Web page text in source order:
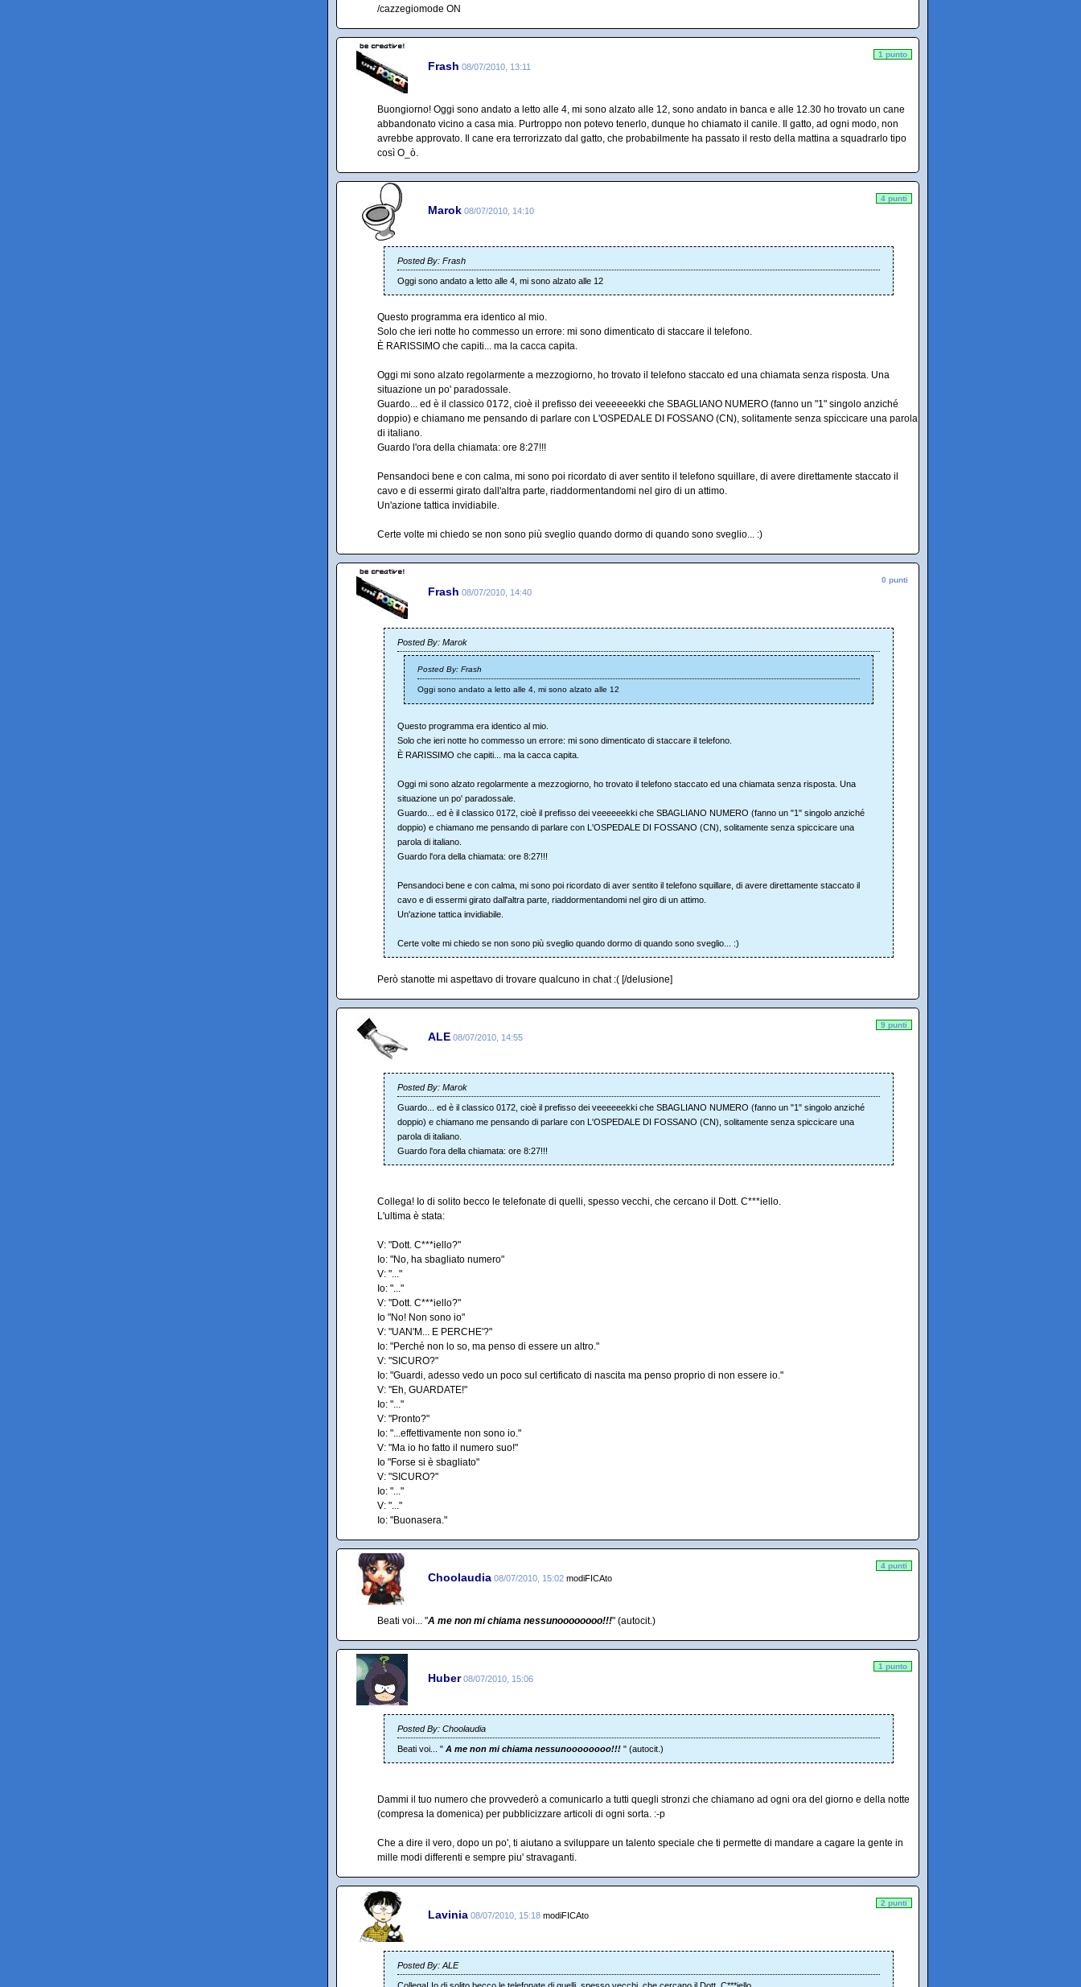
/cazzegiomode ON
Frash 08/07/2010, 13:11
1 punto
Buongiorno! Oggi sono andato a letto alle 4, mi sono alzato alle 12, sono andato in banca e alle 12.30 ho trovato un cane
abbandonato vicino a casa mia. Purtroppo non potevo tenerlo, dunque ho chiamato il canile. Il gatto, ad ogni modo, non
avrebbe approvato. Il cane era terrorizzato dal gatto, che probabilmente ha passato il resto della mattina a squadrarlo tipo
così O_ò.
Marok 08/07/2010, 14:10
4 punti
Posted By: Frash
Oggi sono andato a letto alle 4, mi sono alzato alle 12
Questo programma era identico al mio.
Solo che ieri notte ho commesso un errore: mi sono dimenticato di staccare il telefono.
È RARISSIMO che capiti... ma la cacca capita.
Oggi mi sono alzato regolarmente a mezzogiorno, ho trovato il telefono staccato ed una chiamata senza risposta. Una
situazione un po' paradossale.
Guardo... ed è il classico 0172, cioè il prefisso dei veeeeeekki che SBAGLIANO NUMERO (fanno un "1" singolo anziché
doppio) e chiamano me pensando di parlare con L'OSPEDALE DI FOSSANO (CN), solitamente senza spiccicare una parola
di italiano.
Guardo l'ora della chiamata: ore 8:27!!!
Pensandoci bene e con calma, mi sono poi ricordato di aver sentito il telefono squillare, di avere direttamente staccato il
cavo e di essermi girato dall'altra parte, riaddormentandomi nel giro di un attimo.
Un'azione tattica invidiabile.
Certe volte mi chiedo se non sono più sveglio quando dormo di quando sono sveglio... :)
Frash 08/07/2010, 14:40
0 punti
Posted By: Marok
Posted By: Frash
Oggi sono andato a letto alle 4, mi sono alzato alle 12
Questo programma era identico al mio.
Solo che ieri notte ho commesso un errore: mi sono dimenticato di staccare il telefono.
È RARISSIMO che capiti... ma la cacca capita.
Oggi mi sono alzato regolarmente a mezzogiorno, ho trovato il telefono staccato ed una chiamata senza risposta. Una
situazione un po' paradossale.
Guardo... ed è il classico 0172, cioè il prefisso dei veeeeeekki che SBAGLIANO NUMERO (fanno un "1" singolo anziché
doppio) e chiamano me pensando di parlare con L'OSPEDALE DI FOSSANO (CN), solitamente senza spiccicare una
parola di italiano.
Guardo l'ora della chiamata: ore 8:27!!!
Pensandoci bene e con calma, mi sono poi ricordato di aver sentito il telefono squillare, di avere direttamente staccato il
cavo e di essermi girato dall'altra parte, riaddormentandomi nel giro di un attimo.
Un'azione tattica invidiabile.
Certe volte mi chiedo se non sono più sveglio quando dormo di quando sono sveglio... :)
Però stanotte mi aspettavo di trovare qualcuno in chat :( [/delusione]
ALE 08/07/2010, 14:55
9 punti
Posted By: Marok
Guardo... ed è il classico 0172, cioè il prefisso dei veeeeeekki che SBAGLIANO NUMERO (fanno un "1" singolo anziché
doppio) e chiamano me pensando di parlare con L'OSPEDALE DI FOSSANO (CN), solitamente senza spiccicare una
parola di italiano.
Guardo l'ora della chiamata: ore 8:27!!!
Collega! Io di solito becco le telefonate di quelli, spesso vecchi, che cercano il Dott. C***iello.
L'ultima è stata:
V: "Dott. C***iello?"
Io: "No, ha sbagliato numero"
V: "..."
Io: "..."
V: "Dott. C***iello?"
Io "No! Non sono io"
V: "UAN'M... E PERCHE'?"
Io: "Perché non lo so, ma penso di essere un altro."
V: "SICURO?"
Io: "Guardi, adesso vedo un poco sul certificato di nascita ma penso proprio di non essere io."
V: "Eh, GUARDATE!"
Io: "..."
V: "Pronto?"
Io: "...effettivamente non sono io."
V: "Ma io ho fatto il numero suo!"
Io "Forse si è sbagliato"
V: "SICURO?"
Io: "..."
V: "..."
Io: "Buonasera."
Choolaudia 08/07/2010, 15:02 modiFICAto
4 punti
Beati voi... "A me non mi chiama nessunoooooooo!!!" (autocit.)
Huber 08/07/2010, 15:06
1 punto
Posted By: Choolaudia
Beati voi... " A me non mi chiama nessunoooooooo!!! " (autocit.)
Dammi il tuo numero che provvederò a comunicarlo a tutti quegli stronzi che chiamano ad ogni ora del giorno e della notte
(compresa la domenica) per pubblicizzare articoli di ogni sorta. :-p
Che a dire il vero, dopo un po', ti aiutano a sviluppare un talento speciale che ti permette di mandare a cagare la gente in
mille modi differenti e sempre piu' stravaganti.
Lavinia 08/07/2010, 15:18 modiFICAto
2 punti
Posted By: ALE